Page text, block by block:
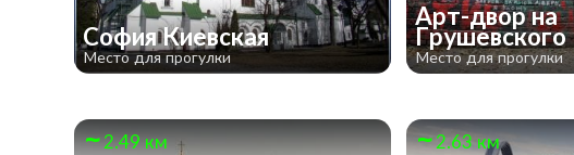
София Киевская
Место для прогулки
Арт-двор на
Грушевского
Место для прогулки
2.49 км 2.63 км